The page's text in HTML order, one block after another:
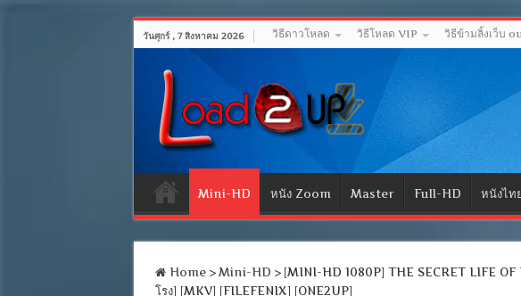
วันศุกร์ , 7 สิงหาคม 2026 วิธีดาวโหลด วิธีโหลด VIP วิธีข้ามลิ้งเว็บ
Mini-HD หนัง Zoom Master Full-HD หนังไท
Home > Mini-HD > [MINI-HD 1080P] THE SECRET LIFE OF
โรง] [MKV] [FILEFENIX] [ONE2UP]